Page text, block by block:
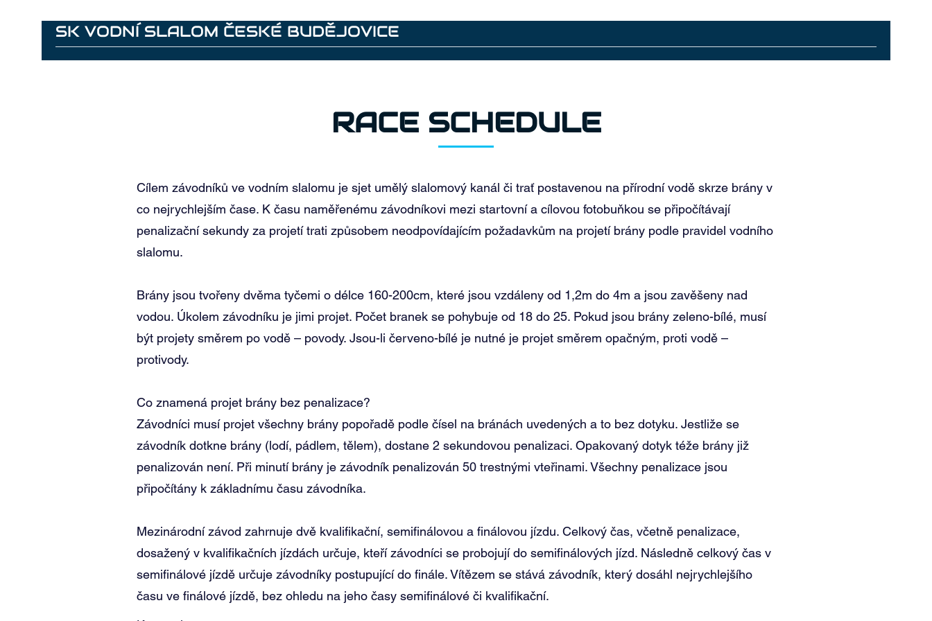
SK VODNÍ SLALOM ČESKÉ BUDĚJOVICE
RACE SCHEDULE
Cílem závodníků ve vodním slalomu je sjet umělý slalomový kanál či trať postavenou na přírodní vodě skrze brány v
co nejrychlejším čase. K času naměřenému závodníkovi mezi startovní a cílovou fotobuňkou se připočítávají
penalizační sekundy za projetí trati způsobem neodpovídajícím požadavkům na projetí brány podle pravidel vodního
slalomu.
Brány jsou tvořeny dvěma tyčemi o délce 160-200cm, které jsou vzdáleny od 1,2m do 4m a jsou zavěšeny nad
vodou. Úkolem závodníku je jimi projet. Počet branek se pohybuje od 18 do 25. Pokud jsou brány zeleno-bílé, musí
být projety směrem po vodě – povody. Jsou-li červeno-bílé je nutné je projet směrem opačným, proti vodě –
protivody.
Co znamená projet brány bez penalizace?
Závodníci musí projet všechny brány popořadě podle čísel na bránách uvedených a to bez dotyku. Jestliže se
závodník dotkne brány (lodí, pádlem, tělem), dostane 2 sekundovou penalizaci. Opakovaný dotyk téže brány již
penalizován není. Při minutí brány je závodník penalizován 50 trestnými vteřinami. Všechny penalizace jsou
připočítány k základnímu času závodníka.
Mezinárodní závod zahrnuje dvě kvalifikační, semifinálovou a finálovou jízdu. Celkový čas, včetně penalizace,
dosažený v kvalifikačních jízdách určuje, kteří závodníci se probojují do semifinálových jízd. Následně celkový čas v
semifinálové jízdě určuje závodníky postupující do finále. Vítězem se stává závodník, který dosáhl nejrychlejšího
času ve finálové jízdě, bez ohledu na jeho časy semifinálové či kvalifikační.